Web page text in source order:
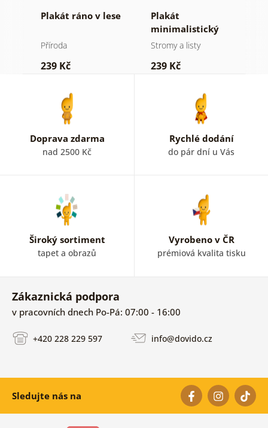
Plakát ráno v lese
Příroda
239 Kč
Plakát
minimalistický
jehličnatý strom
Stromy a listy
239 Kč
Doprava zdarma
nad 2500 Kč
Rychlé dodání
do pár dní u Vás
Široký sortiment
tapet a obrazů
Vyrobeno v ČR
prémiová kvalita tisku
Zákaznická podpora
v pracovních dnech Po-Pá: 07:00 - 16:00
+420 228 229 597 info@dovido.cz
Sledujte nás na